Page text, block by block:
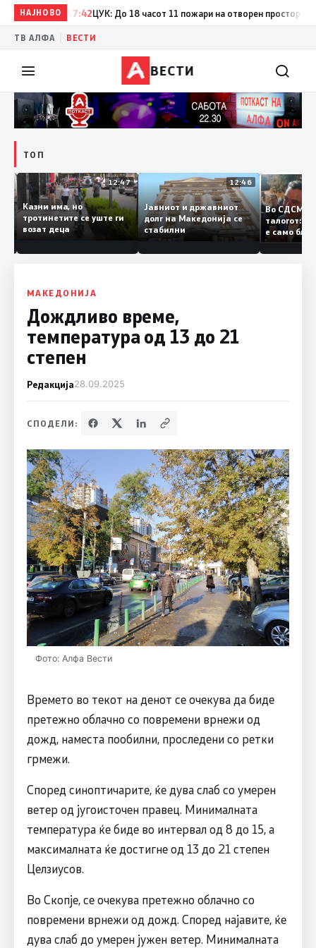
НАЈНОВО17:42ЦУК: До 18 часот 11 пожари на отворен простор, од
ТВ АЛФА ВЕСТИ
ВЕСТИ
ТОП
12:47
Казни има, но
тротинетите се уште ги
возат деца
12:46
Јавниот и државниот
долг на Македонија се
стабилни
Во СДСМ
е само
копија
Заев
МАКЕДОНИЈА
Дождливо време,
температура од 13 до 21
степен
Редакција28.09.2025
СПОДЕЛИ:
Фото: Алфа Вести
Времето во текот на денот се очекува да биде
претежно облачно со повремени врнежи од
дожд, наместа пообилни, проследени со ретки
грмежи.
Според синоптичарите, ќе дува слаб со умерен
ветер од југоисточен правец. Минималната
температура ќе биде во интервал од 8 до 15, а
максималната ќе достигне од 13 до 21 степен
Целзиусов.
Во Скопје, се очекува претежно облачно со
повремени врнежи од дожд. Според најавите, ќе
дува слаб до умерен јужен ветер. Минималната